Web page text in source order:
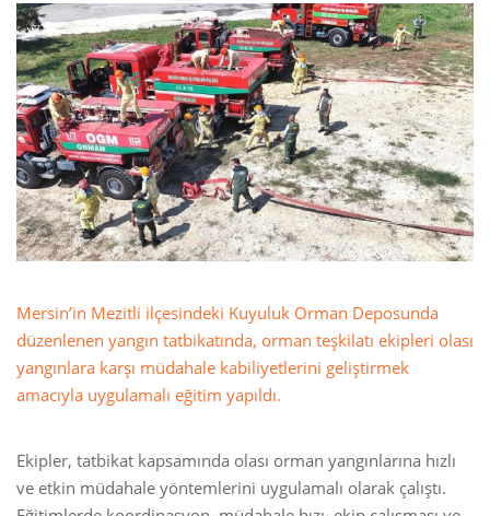
Mersin’in Mezitli ilçesindeki Kuyuluk Orman Deposunda
düzenlenen yangın tatbikatında, orman teşkilatı ekipleri olası
yangınlara karşı müdahale kabiliyetlerini geliştirmek
amacıyla uygulamalı eğitim yapıldı.
Ekipler, tatbikat kapsamında olası orman yangınlarına hızlı
ve etkin müdahale yöntemlerini uygulamalı olarak çalıştı.